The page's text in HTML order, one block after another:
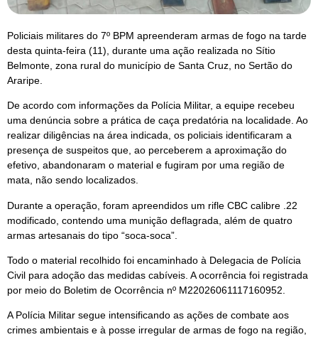
Policiais militares do 7º BPM apreenderam armas de fogo na tarde
desta quinta-feira (11), durante uma ação realizada no Sítio
Belmonte, zona rural do município de Santa Cruz, no Sertão do
Araripe.
De acordo com informações da Polícia Militar, a equipe recebeu
uma denúncia sobre a prática de caça predatória na localidade. Ao
realizar diligências na área indicada, os policiais identificaram a
presença de suspeitos que, ao perceberem a aproximação do
efetivo, abandonaram o material e fugiram por uma região de
mata, não sendo localizados.
Durante a operação, foram apreendidos um rifle CBC calibre .22
modificado, contendo uma munição deflagrada, além de quatro
armas artesanais do tipo “soca-soca”.
Todo o material recolhido foi encaminhado à Delegacia de Polícia
Civil para adoção das medidas cabíveis. A ocorrência foi registrada
por meio do Boletim de Ocorrência nº M22026061117160952.
A Polícia Militar segue intensificando as ações de combate aos
crimes ambientais e à posse irregular de armas de fogo na região,